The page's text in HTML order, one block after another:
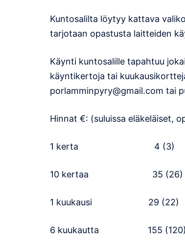
Kuntosalilta löytyy kattava
tarjotaan opastusta laitteiden
Käynti kuntosalille tapahtuu
käyntikertoja tai
porlamminpyry@gmail.com tai
Hinnat €: (suluissa eläkeläiset,
1 kerta 4 (3)
10 kertaa 35 (26)
1 kuukausi 29 (22)
6 kuukautta 155 (120)